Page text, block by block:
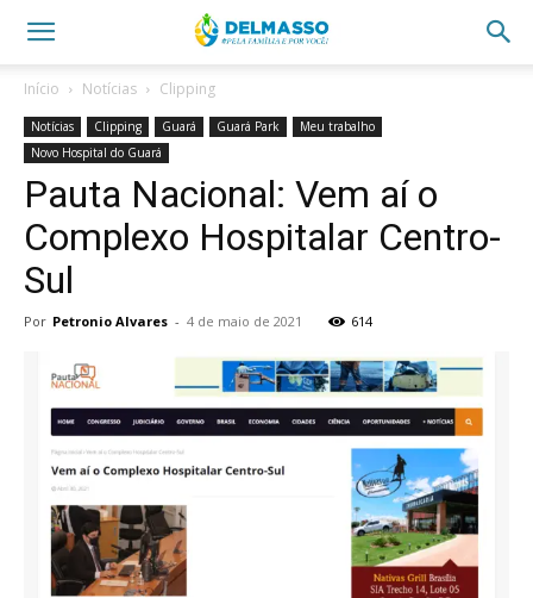
Início Notícias Clipping
Notícias Clipping Guará Guará Park
Meu trabalho
Novo Hospital do Guará
Pauta Nacional: Vem aí o
Complexo Hospitalar Centro-
Sul
Por Petronio Alvares - 4 de maio de 2021 614